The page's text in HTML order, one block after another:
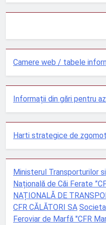
Camere web / tabele
Informații din gări pentru
Harti strategice de zgomot
Ministerul Transporturilor
Națională de Căi Ferate
NAȚIONALĂ DE
CFR CĂLĂTORI SA
Feroviar de Marfă "CFR